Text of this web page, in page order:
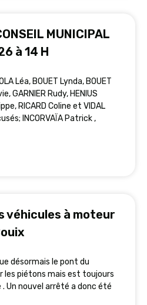
MUNICIPAL
à 14 H
Léa, BOUET Lynda, BOUET
GARNIER Rudy, HENIUS
RICARD Coline et VIDAL
INCORVAÏA Patrick ,
véhicules à moteur
désormais le pont du
les piétons mais est toujours
Un nouvel arrêté a donc été